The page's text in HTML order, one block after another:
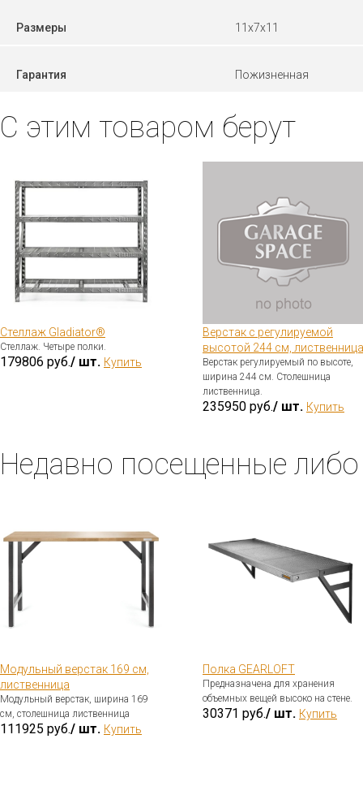
Размеры 11x7x11
Гарантия Пожизненная
С этим товаром берут
Стеллаж Gladiator®
Стеллаж. Четыре полки.
179806 руб./ шт. Купить
Верстак с регулируемой
высотой 244 см, лиственница
Верстак регулируемый по высоте,
ширина 244 см. Столешница
лиственница.
235950 руб./ шт. Купить
Недавно посещенные
Модульный верстак 169 см,
лиственница
Модульный верстак, ширина 169
см, столешница лиственница
111925 руб./ шт. Купить
Полка GEARLOFT
Предназначена для хранения
объемных вещей высоко на стене.
30371 руб./ шт. Купить